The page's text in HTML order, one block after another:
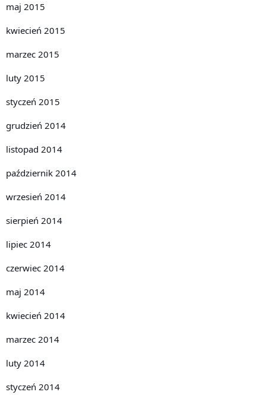
maj 2015
kwiecień 2015
marzec 2015
luty 2015
styczeń 2015
grudzień 2014
listopad 2014
październik 2014
wrzesień 2014
sierpień 2014
lipiec 2014
czerwiec 2014
maj 2014
kwiecień 2014
marzec 2014
luty 2014
styczeń 2014